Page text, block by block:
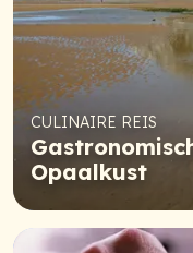
CULINAIRE REIS
Opaalkust